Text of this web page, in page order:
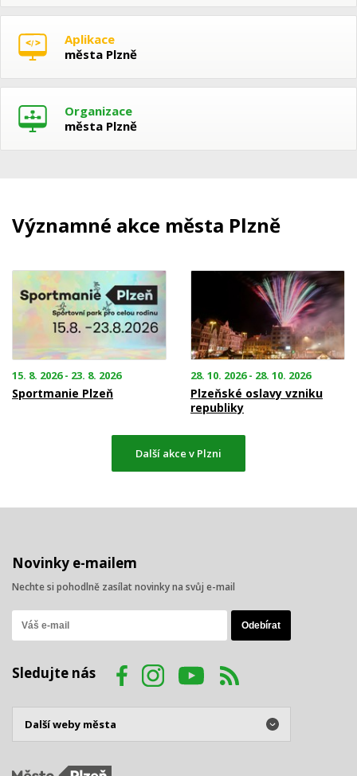
Aplikace
města Plzně
Organizace
města Plzně
Významné akce města Plzně
15. 8. 2026 - 23. 8. 2026
Sportmanie Plzeň
28. 10. 2026 - 28. 10. 2026
Plzeňské oslavy vzniku
republiky
Další akce v Plzni
Novinky e-mailem
Nechte si pohodlně zasílat novinky na svůj e-mail
Sledujte nás